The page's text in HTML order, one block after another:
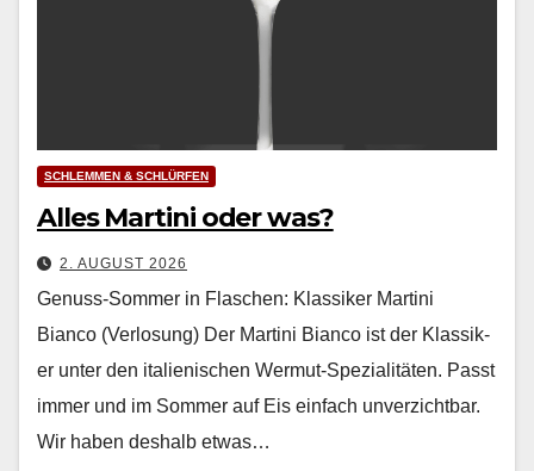
SCHLEMMEN & SCHLÜRFEN
Alles Martini oder was?
2. AUGUST 2026
Genuss-Sommer in Flaschen: Klassiker Martini
Bianco (Verlosung) Der Mar­ti­ni Bian­co ist der Klas­sik­
er unter den ital­ienis­chen Wer­mut-Spezial­itäten. Passt
immer und im Som­mer auf Eis ein­fach unverzicht­bar.
Wir haben deshalb etwas…